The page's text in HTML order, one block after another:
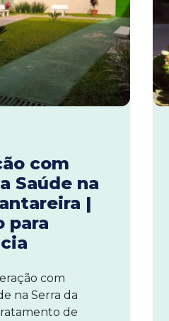
com
Saúde na
|
para
com
na Serra da
de